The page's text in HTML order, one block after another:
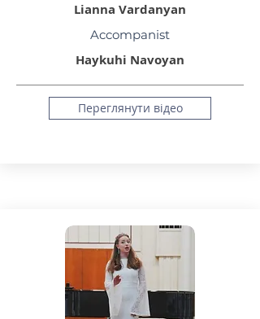
Lianna Vardanyan
Accompanist
Haykuhi Navoyan
Переглянути відео